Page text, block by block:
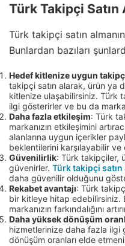
Türk Takipçi Satın
Türk takipçi satın
Bunlardan bazıları
Hedef kitlenize uygun
takipçi satın alarak, ürün ya
kitlenize ulaşabilirsiniz. Türk
ilgi gösterirler ve bu da
Daha fazla etkileşim: Türk
markanızın etkileşimini
alanlarına uygun içerikler
beklentilerini karşılayabilir
Güvenilirlik: Türk takipçiler,
güvenirler. Türk takipçi satın
daha güvenilir olduğunu
Rekabet avantajı: Türk
bir kitleye hitap edebilirsiniz.
markanızın farkındalığını
Daha yüksek dönüşüm
hizmetlerinize daha fazla ilgi
dönüşüm oranları elde